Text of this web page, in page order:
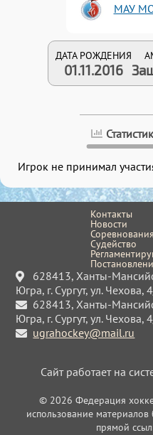
МАУ
ДАТА РОЖДЕНИЯ
01.11.2016
Игрок не принимал
Контакты
Новости
Соревнования
Судейство
628413, Ханты-
Югра, г. Сургут, ул. Чехова,
628413, Ханты-
Югра, г. Сургут, ул. Чехова,
ugrahockey@mail.ru
Сайт работает на
© 2026 Федерация
использование
прямой